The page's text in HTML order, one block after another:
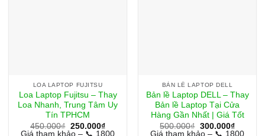
LOA LAPTOP FUJITSU
Loa Laptop Fujitsu – Thay
Loa Nhanh, Trung Tâm Uy
Tín TPHCM
450.000₫ Giá
gốc
250.000₫Giá
hiện
Giá tham khảo – 📞 1800
BẢN LỀ LAPTOP DELL
Bản lề Laptop DELL – Thay
Bản lề Laptop Tại Cửa
Hàng Gần Nhất | Giá Tốt
500.000₫ Giá
gốc
300.000₫Giá
hiện
Giá tham khảo – 📞 1800